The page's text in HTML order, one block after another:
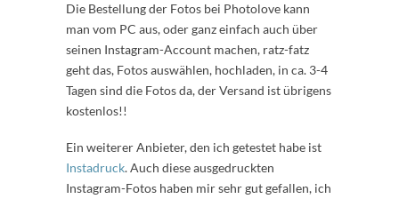
Die Bestellung der Fotos bei Photolove kann
man vom PC aus, oder ganz einfach auch über
seinen Instagram-Account machen, ratz-fatz
geht das, Fotos auswählen, hochladen, in ca. 3-4
Tagen sind die Fotos da, der Versand ist übrigens
kostenlos!!
Ein weiterer Anbieter, den ich getestet habe ist
Instadruck. Auch diese ausgedruckten
Instagram-Fotos haben mir sehr gut gefallen, ich